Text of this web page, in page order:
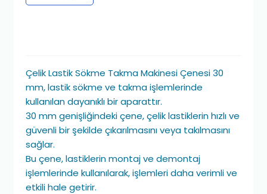
Çelik Lastik Sökme Takma Makinesi Çenesi 30
mm, lastik sökme ve takma işlemlerinde
kullanılan dayanıklı bir aparattır.
30 mm genişliğindeki çene, çelik lastiklerin hızlı ve
güvenli bir şekilde çıkarılmasını veya takılmasını
sağlar.
Bu çene, lastiklerin montaj ve demontaj
işlemlerinde kullanılarak, işlemleri daha verimli ve
etkili hale getirir.